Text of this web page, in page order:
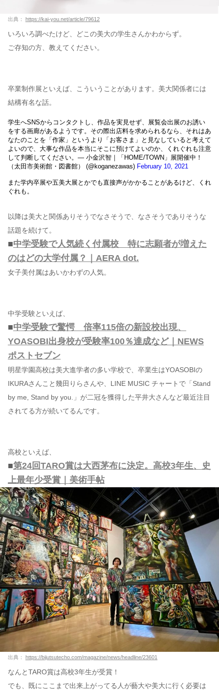
出典： https://kai-you.net/article/79612
いろいろ調べたけど、どこの美大の学生さんかわからず。
ご存知の方、教えてください。
卒業制作展といえば、こういうことがあります。美大関係者には
結構有名な話。
学生へSNSからコンタクトし、作品を実見せず、展覧会出展のお誘い
をする画廊があるようです。その際出店料を求められるなら、それはあ
なたのことを「作家」というより「お客さま」と見なしていると考えて
よいので、大事な作品を本当にそこに預けてよいのか、くれぐれも注意
して判断してください。— 小金沢智｜「HOME/TOWN」展開催中！
（太田市美術館・図書館） (@koganezawas) February 10, 2021
また学内卒展や五美大展とかでも直接声がかかることがあるけど、くれ
ぐれも。
以降は美大と関係ありそうでなさそうで、なさそうでありそうな
話題を続けて。
■中学受験で人気続く付属校 特に志願者が増えた
のはどの大学付属？｜AERA dot.
女子美付属はあいかわずの人気。
中学受験といえば、
■中学受験で驚愕 倍率115倍の新設校出現、
YOASOBI出身校が受験率100％達成など｜NEWS
ポストセブン
明星学園高校は美大進学者の多い学校で、卒業生はYOASOBIの
IKURAさんこと幾田りらさんや、LINE MUSIC チャートで「Stand
by me, Stand by you.」が二冠を獲得した平井大さんなど最近注目
されてる方が続いてるんです。
高校といえば、
■第24回TARO賞は大西茅布に決定。高校3年生、史
上最年少受賞｜美術手帖
出典： https://bijutsutecho.com/magazine/news/headline/23601
なんとTARO賞は高校3年生が受賞！
でも、既にここまで出来上がってる人が藝大や美大に行く必要は